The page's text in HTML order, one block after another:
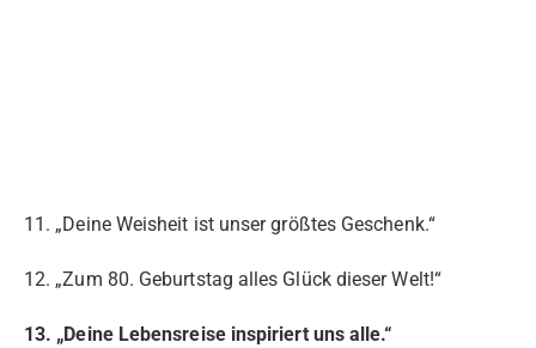
11. „Deine Weisheit ist unser größtes Geschenk.“
12. „Zum 80. Geburtstag alles Glück dieser Welt!“
13. „Deine Lebensreise inspiriert uns alle.“